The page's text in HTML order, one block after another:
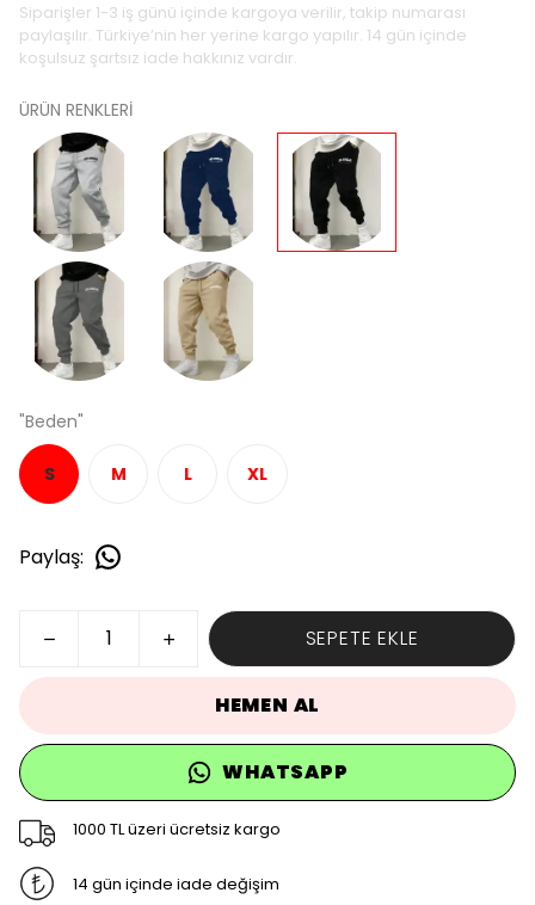
Siparişler 1-3 iş günü içinde kargoya verilir, takip numarası
paylaşılır. Türkiye’nin her yerine kargo yapılır. 14 gün içinde
koşulsuz şartsız iade hakkınız vardır.
ÜRÜN RENKLERİ
"Beden"
S M L XL
Paylaş:
SEPETE EKLE
HEMEN AL
WHATSAPP
1000 TL üzeri ücretsiz kargo
14 gün içinde iade değişim